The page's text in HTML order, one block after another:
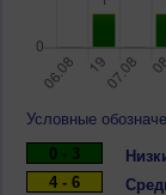
Условные
0 - 3
4 - 6